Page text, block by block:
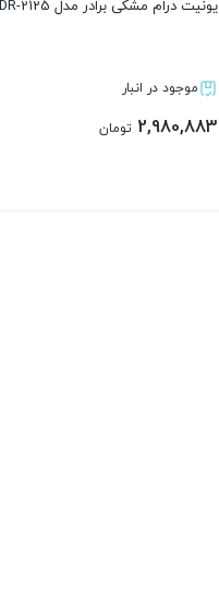
یونیت درام مشکی برادر مدل DR-2125
موجود در انبار
2,980,883 تومان